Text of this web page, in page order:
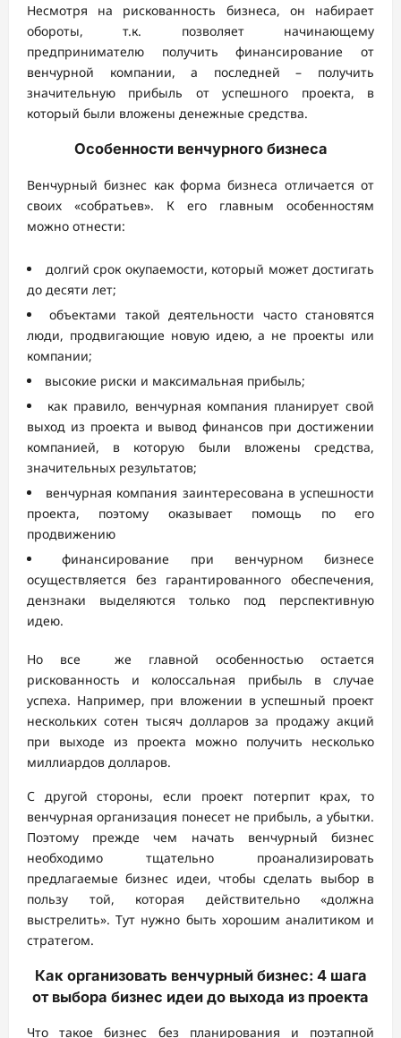
Несмотря на рискованность бизнеса, он набирает
обороты, т.к. позволяет начинающему
предпринимателю получить финансирование от
венчурной компании, а последней – получить
значительную прибыль от успешного проекта, в
который были вложены денежные средства.
Особенности венчурного бизнеса
Венчурный бизнес как форма бизнеса отличается от
своих «собратьев». К его главным особенностям
можно отнести:
долгий срок окупаемости, который может достигать
до десяти лет;
объектами такой деятельности часто становятся
люди, продвигающие новую идею, а не проекты или
компании;
высокие риски и максимальная прибыль;
как правило, венчурная компания планирует свой
выход из проекта и вывод финансов при достижении
компанией, в которую были вложены средства,
значительных результатов;
венчурная компания заинтересована в успешности
проекта, поэтому оказывает помощь по его
продвижению
финансирование при венчурном бизнесе
осуществляется без гарантированного обеспечения,
дензнаки выделяются только под перспективную
идею.
Но все же главной особенностью остается
рискованность и колоссальная прибыль в случае
успеха. Например, при вложении в успешный проект
нескольких сотен тысяч долларов за продажу акций
при выходе из проекта можно получить несколько
миллиардов долларов.
С другой стороны, если проект потерпит крах, то
венчурная организация понесет не прибыль, а убытки.
Поэтому прежде чем начать венчурный бизнес
необходимо тщательно проанализировать
предлагаемые бизнес идеи, чтобы сделать выбор в
пользу той, которая действительно «должна
выстрелить». Тут нужно быть хорошим аналитиком и
стратегом.
Как организовать венчурный бизнес: 4 шага
от выбора бизнес идеи до выхода из проекта
Что такое бизнес без планирования и поэтапной